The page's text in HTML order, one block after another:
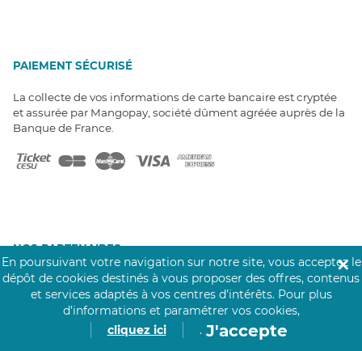
PAIEMENT SÉCURISÉ
La collecte de vos informations de carte bancaire est cryptée
et assurée par Mangopay, société dûment agréée auprès de la
Banque de France.
NOS PARTENAIRES
Click&Care est soutenu par les Groupes
Caisse des Dépôts et MAIF.
En poursuivant votre navigation sur notre site, vous acceptez le
dépôt de cookies destinés à vous proposer des offres, contenus
et services adaptés à vos centres d’intérêts. Pour plus
d’informations et paramétrer vos cookies,
cliquez ici
. J'accepte
✕